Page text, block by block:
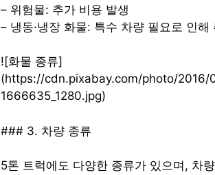
– 위험물: 추가 비용 발생
– 냉동·냉장 화물: 특수 차량 필요로 인해
![화물 종류]
(https://cdn.pixabay.com/photo/
1666635_1280.jpg)
### 3. 차량 종류
5톤 트럭에도 다양한 종류가 있으며, 차